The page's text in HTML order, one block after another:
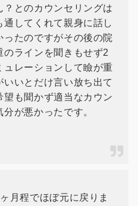
とのカウンセリングは
してくれて親身に話し
ったのですがその後の院
ラインを聞きもせず2
ュレーションして瞼が重
いとだけ言い放ち出て
も聞かず適当なカウン
が悪かったです。
月程でほぼ元に戻りま